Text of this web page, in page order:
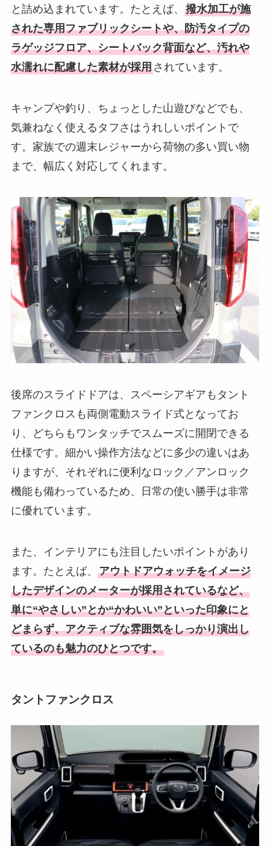
と詰め込まれています。たとえば、 撥水加工が施
された専用ファブリックシートや、防汚タイプの
ラゲッジフロア、シートバック背面など、汚れや
水濡れに配慮した素材が採用されています。
キャンプや釣り、ちょっとした山遊びなどでも、
気兼ねなく使えるタフさはうれしいポイントで
す。家族での週末レジャーから荷物の多い買い物
まで、幅広く対応してくれます。
後席のスライドドアは、スペーシアギアもタント
ファンクロスも両側電動スライド式となってお
り、どちらもワンタッチでスムーズに開閉できる
仕様です。細かい操作方法などに多少の違いはあ
りますが、それぞれに便利なロック／アンロック
機能も備わっているため、日常の使い勝手は非常
に優れています。
また、インテリアにも注目したいポイントがあり
ます。たとえば、 アウトドアウォッチをイメージ
したデザインのメーターが採用されているなど、
単に“やさしい”とか“かわいい”といった印象にと
どまらず、アクティブな雰囲気をしっかり演出し
ているのも魅力のひとつです。
タントファンクロス